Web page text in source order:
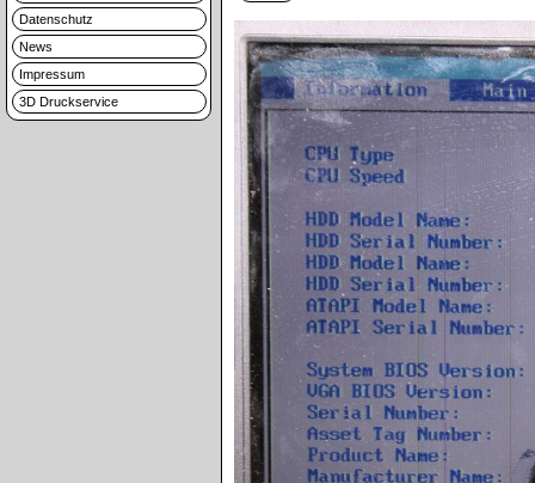
Datenschutz
News
Impressum
3D Druckservice